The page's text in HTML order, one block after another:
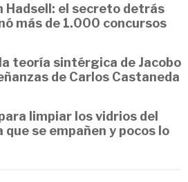
Hadsell: el secreto detrás
más de 1.000 concursos
teoría sintérgica de Jacobo
de Carlos Castaneda
limpiar los vidrios del
se empañen y pocos lo